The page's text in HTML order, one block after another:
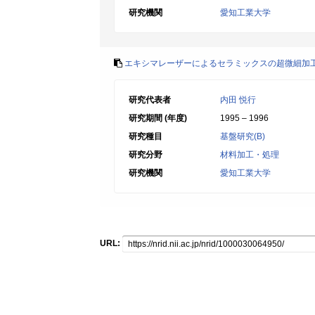
研究機関
愛知工業大学
エキシマレーザーによるセラミックスの超微細加
研究代表者
内田 悦行
研究期間 (年度)
1995 – 1996
研究種目
基盤研究(B)
研究分野
材料加工・処理
研究機関
愛知工業大学
URL: